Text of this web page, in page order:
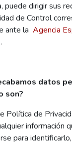
puede dirigir sus
de Control
ante la Agencia
.
datos
son?
Política de
información
para